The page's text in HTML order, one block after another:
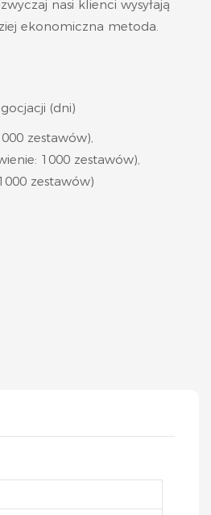
nasi klienci wysyłają
ekonomiczna metoda.
(dni)
zestawów),
1000 zestawów),
zestawów)